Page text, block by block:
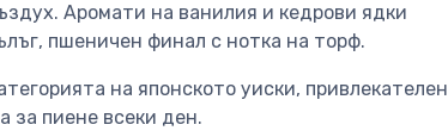
Аромати на ванилия и кедрови ядки
пшеничен финал с нотка на торф.
на японското уиски, привлекателен
за пиене всеки ден.